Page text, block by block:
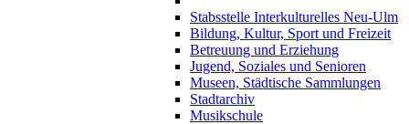
Stabsstelle Interkulturelles Neu-Ulm
Bildung, Kultur, Sport und Freizeit
Betreuung und Erziehung
Jugend, Soziales und Senioren
Museen, Städtische Sammlungen
Stadtarchiv
Musikschule